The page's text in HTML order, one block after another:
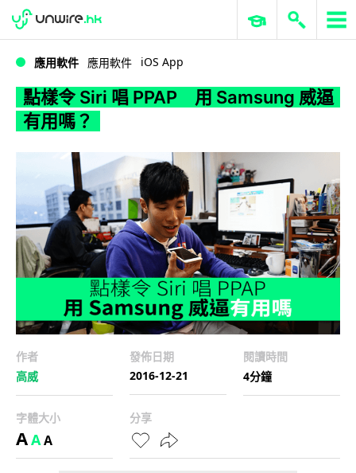
WWDC 2026 ERP 與商業 AI
應用軟件 應用軟件 iOS App
點樣令 Siri 唱 PPAP 用 Samsung 威逼
有用嗎？
作者
高威
發佈日期
2016-12-21
閱讀時間
4分鐘
字體大小
AAA
分享